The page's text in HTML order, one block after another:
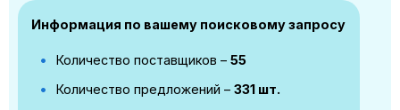
Информация по вашему поисковому запросу
Количество поставщиков – 55
Количество предложений – 331 шт.